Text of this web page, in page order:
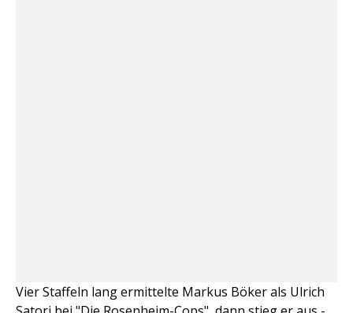
Vier Staffeln lang ermittelte Markus Böker als Ulrich